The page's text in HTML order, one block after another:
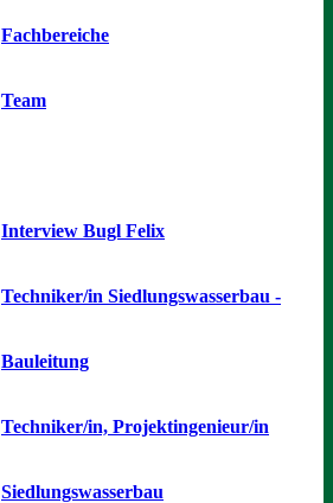
Fachbereiche
Team
Interview Bugl Felix
Techniker/in Siedlungswasserbau -
Bauleitung
Techniker/in, Projektingenieur/in
Siedlungswasserbau